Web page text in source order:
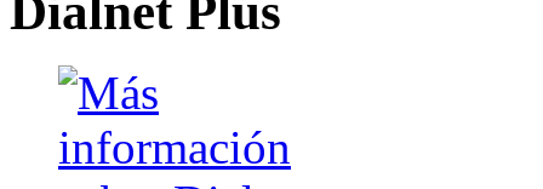
Dialnet Plus